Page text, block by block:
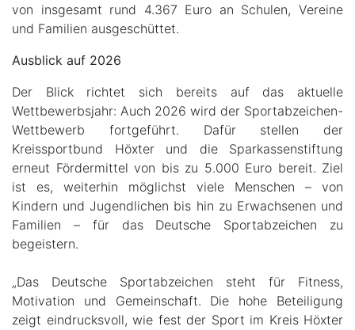
von insgesamt rund 4.367 Euro an Schulen, Vereine
und Familien ausgeschüttet.
Ausblick auf 2026
Der Blick richtet sich bereits auf das aktuelle
Wettbewerbsjahr: Auch 2026 wird der Sportabzeichen-
Wettbewerb fortgeführt. Dafür stellen der
Kreissportbund Höxter und die Sparkassenstiftung
erneut Fördermittel von bis zu 5.000 Euro bereit. Ziel
ist es, weiterhin möglichst viele Menschen – von
Kindern und Jugendlichen bis hin zu Erwachsenen und
Familien – für das Deutsche Sportabzeichen zu
begeistern.
„Das Deutsche Sportabzeichen steht für Fitness,
Motivation und Gemeinschaft. Die hohe Beteiligung
zeigt eindrucksvoll, wie fest der Sport im Kreis Höxter